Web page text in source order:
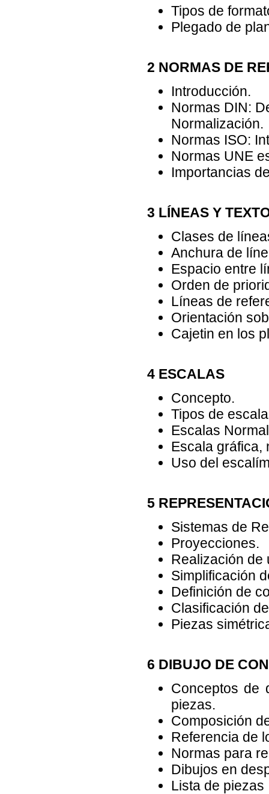
Tipos de
Plegado de
2 NORMAS DE
Introducción.
Normas DIN:
Normalización.
Normas ISO:
Normas UNE
Importancias
3 LÍNEAS Y
Clases de
Anchura de
Espacio entre
Orden de
Líneas de
Orientación
Cajetin en los
4 ESCALAS
Concepto.
Tipos de
Escalas
Escala gráfica,
Uso del
5
Sistemas de
Proyecciones.
Realización de
Simplificación
Definición de
Clasificación
Piezas
6 DIBUJO DE
Conceptos de
piezas.
Composición
Referencia de
Normas para
Dibujos en
Lista de piezas